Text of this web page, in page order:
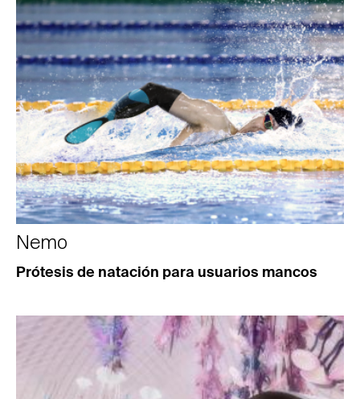
Nemo
Prótesis de natación para usuarios mancos